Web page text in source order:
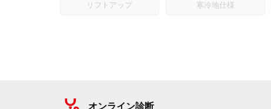
リフトアップ 寒冷地仕様
オンライン診断